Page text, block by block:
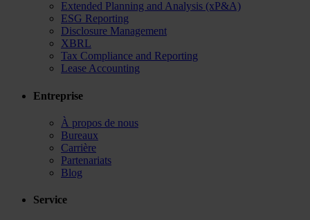
Extended Planning and Analysis (xP&A)
ESG Reporting
Disclosure Management
XBRL
Tax Compliance and Reporting
Lease Accounting
Entreprise
À propos de nous
Bureaux
Carrière
Partenariats
Blog
Service